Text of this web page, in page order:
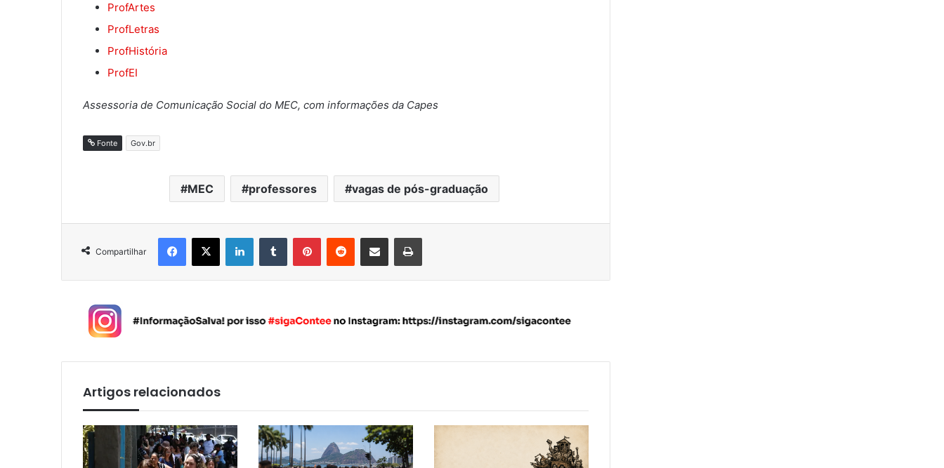
ProfArtes
ProfLetras
ProfHistória
ProfEI
Assessoria de Comunicação Social do MEC, com informações da Capes
Fonte Gov.br
MEC professores vagas de pós-graduação
Compartilhar
Artigos relacionados